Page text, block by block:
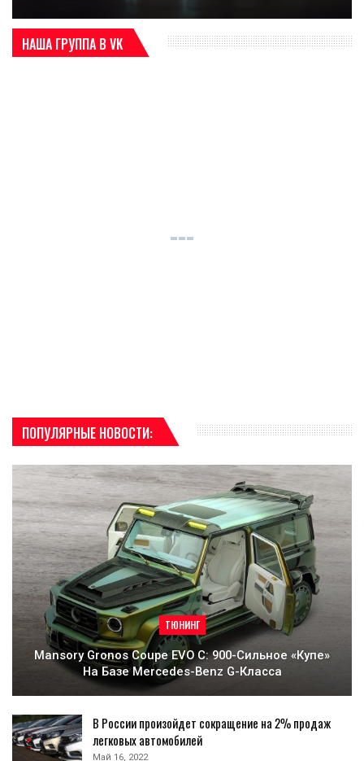
НАША ГРУППА В VK
ПОПУЛЯРНЫЕ НОВОСТИ:
ТЮНИНГ
Mansory Gronos Coupe EVO C: 900-Сильное «купе»
На Базе Mercedes-Benz G-Класса
В России произойдет сокращение на 2% продаж
легковых автомобилей
Май 16, 2022